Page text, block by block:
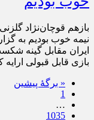
بازهم قوچان‌نژاد
نیمه خوب بودیم به
ایران مقابل گینه
بازی قابل قبولی
« برگه‌ٔ پیشین
1
…
1035